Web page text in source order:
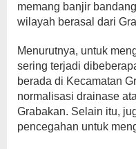
memang banjir
wilayah berasal dari
Menurutnya, untuk
sering terjadi
berada di Kecamatan
normalisasi drainase
Grabakan. Selain itu,
pencegahan untuk